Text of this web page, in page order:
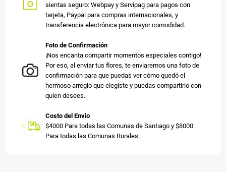
sientas seguro: Webpay y Servipag para pagos con
tarjeta, Paypal para compras internacionales, y
transferencia electrónica para mayor comodidad.
Foto de Confirmación
¡Nos encanta compartir momentos especiales contigo!
Por eso, al enviar tus flores, te enviaremos una foto de
confirmación para que puedas ver cómo quedó el
hermoso arreglo que elegiste y puedas compartirlo con
quien desees.
Costo del Envio
$4000 Para todas las Comunas de Santiago y $8000
Para todas las Comunas Rurales.